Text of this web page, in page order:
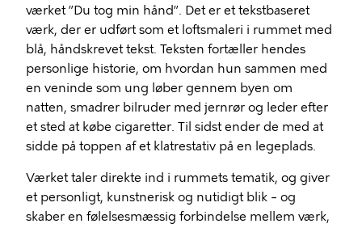
værket ”Du tog min hånd”. Det er et tekstbaseret
værk, der er udført som et loftsmaleri i rummet med
blå, håndskrevet tekst. Teksten fortæller hendes
personlige historie, om hvordan hun sammen med
en veninde som ung løber gennem byen om
natten, smadrer bilruder med jernrør og leder efter
et sted at købe cigaretter. Til sidst ender de med at
sidde på toppen af et klatrestativ på en legeplads.
Værket taler direkte ind i rummets tematik, og giver
et personligt, kunstnerisk og nutidigt blik – og
skaber en følelsesmæssig forbindelse mellem værk,